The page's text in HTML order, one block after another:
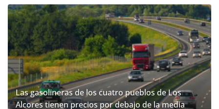
Las gasolineras de los cuatro pueblos de Los
Alcores tienen precios por debajo de la media